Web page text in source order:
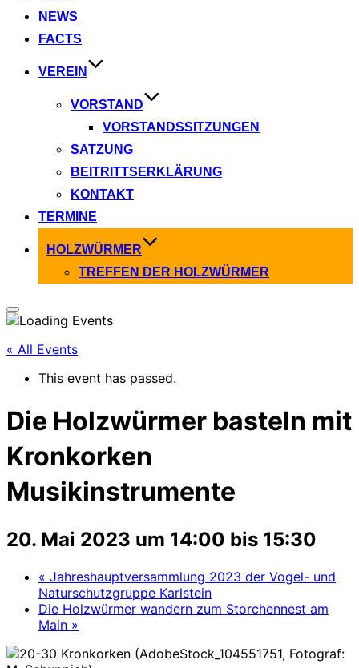
NEWS
FACTS
VEREIN
VORSTAND
VORSTANDSSITZUNGEN
SATZUNG
BEITRITTSERKLÄRUNG
KONTAKT
TERMINE
HOLZWÜRMER
TREFFEN DER HOLZWÜRMER
Seitenleiste
&
umschalten
« All Events
This event has passed.
Die Holzwürmer basteln mit
Kronkorken
Musikinstrumente
20. Mai 2023 um 14:00 bis 15:30
« Jahreshauptversammlung 2023 der Vogel- und
Naturschutzgruppe Karlstein
Die Holzwürmer wandern zum Storchennest am
Main »